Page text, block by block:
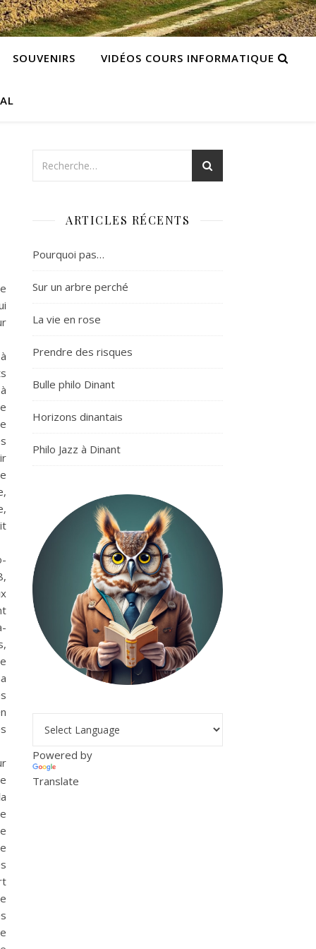
SOUVENIRS VIDÉOS COURS INFORMATIQUE
ARTICLES RÉCENTS
Pourquoi pas…
Sur un arbre perché
La vie en rose
Prendre des risques
Bulle philo Dinant
Horizons dinantais
Philo Jazz à Dinant
Powered by
Translate